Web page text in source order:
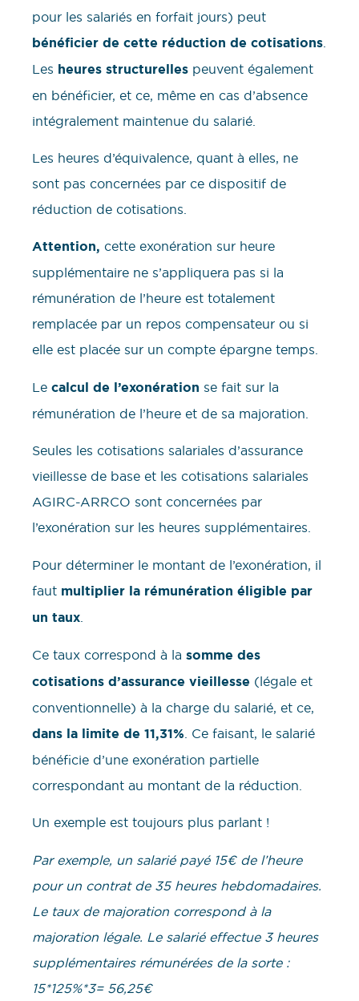
pour les salariés en forfait jours) peut
bénéficier de cette réduction de cotisations
Les heures structurelles peuvent également
en bénéficier, et ce, même en cas d’absence
intégralement maintenue du salarié.
Les heures d’équivalence, quant à elles, ne
sont pas concernées par ce dispositif de
réduction de cotisations.
Attention, cette exonération sur heure
supplémentaire ne s’appliquera pas si la
rémunération de l’heure est totalement
remplacée par un repos compensateur ou si
elle est placée sur un compte épargne temps.
Le calcul de l’exonération se fait sur la
rémunération de l’heure et de sa majoration.
Seules les cotisations salariales d’assurance
vieillesse de base et les cotisations salariales
AGIRC-ARRCO sont concernées par
l’exonération sur les heures supplémentaires.
Pour déterminer le montant de l’exonération, il
faut multiplier la rémunération éligible par
un taux
Ce taux correspond à la somme des
cotisations d’assurance vieillesse (légale et
conventionnelle) à la charge du salarié, et ce,
dans la limite de 11,31% . Ce faisant, le salarié
bénéficie d’une exonération partielle
correspondant au montant de la réduction.
Un exemple est toujours plus parlant !
Par exemple, un salarié payé 15€ de l’heure
pour un contrat de 35 heures hebdomadaires.
Le taux de majoration correspond à la
majoration légale. Le salarié effectue 3 heures
supplémentaires rémunérées de la sorte :
15*125%*3= 56,25€